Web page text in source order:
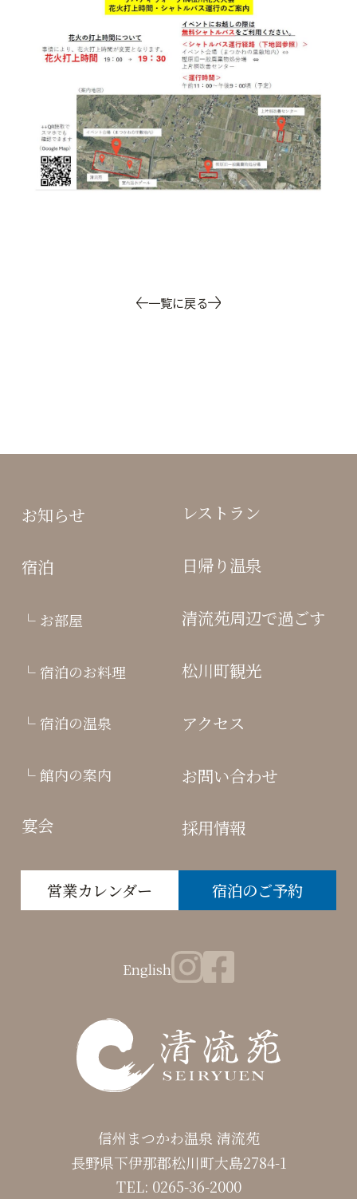
一覧に戻る
信州まつかわ温泉 清流苑
長野県下伊那郡松川町大島2784-1
TEL: 0265-36-2000
営業カレンダー 宿泊のご予約
English
お知らせ
宿泊
お部屋
宿泊のお料理
宿泊の温泉
館内の案内
宴会
レストラン
日帰り温泉
清流苑周辺で過ごす
松川町観光
アクセス
お問い合わせ
採用情報